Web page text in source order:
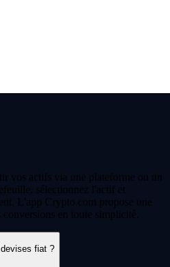
vos actifs via une plateforme ou un
sélectionnez l'actif et
L'app Crypto.com propose une
en toute simplicité.
fiat ?